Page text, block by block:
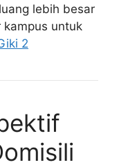
lebih besar
untuk
2